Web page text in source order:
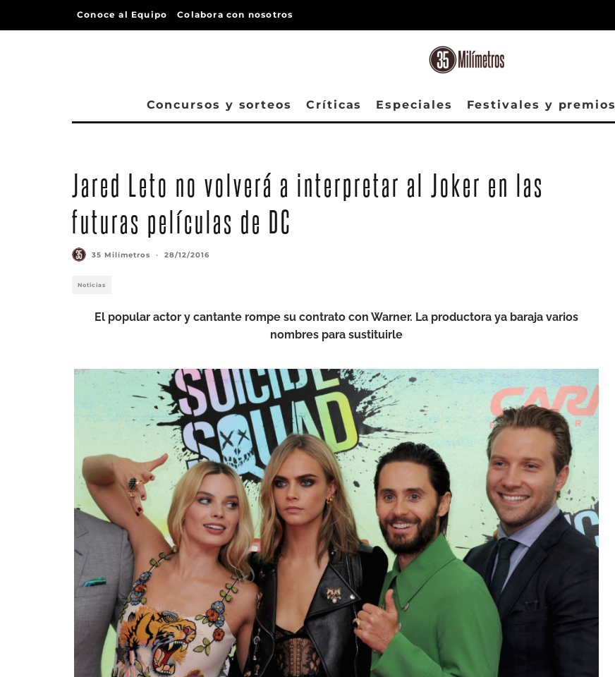
Conoce al Equipo Colabora con nosotros
Concursos y sorteos Críticas Especiales Festivales y premios
Jared Leto no volverá a interpretar al Joker en las
futuras películas de DC
35 Milímetros · 28/12/2016
Noticias
El popular actor y cantante rompe su contrato con Warner. La productora ya baraja varios
nombres para sustituirle